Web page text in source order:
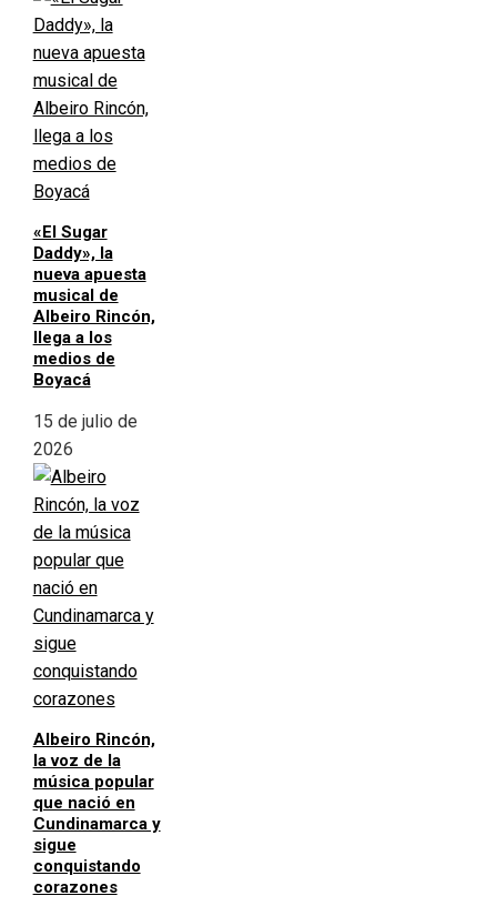
«El Sugar
Daddy», la
nueva apuesta
musical de
Albeiro Rincón,
llega a los
medios de
Boyacá
15 de julio de
2026
Albeiro Rincón,
la voz de la
música popular
que nació en
Cundinamarca y
sigue
conquistando
corazones